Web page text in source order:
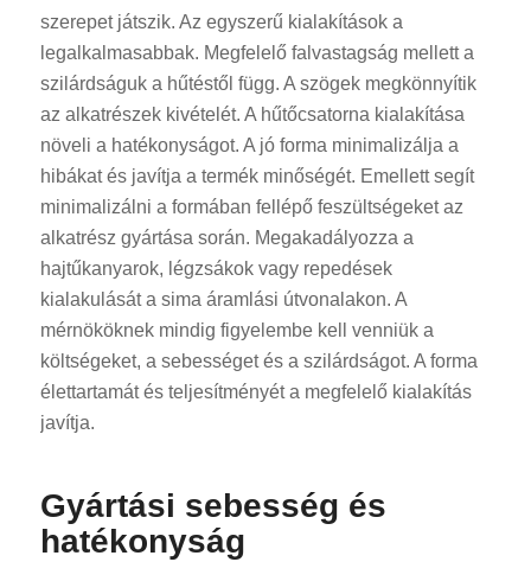
szerepet játszik. Az egyszerű kialakítások a
legalkalmasabbak. Megfelelő falvastagság mellett a
szilárdságuk a hűtéstől függ. A szögek megkönnyítik
az alkatrészek kivételét. A hűtőcsatorna kialakítása
növeli a hatékonyságot. A jó forma minimalizálja a
hibákat és javítja a termék minőségét. Emellett segít
minimalizálni a formában fellépő feszültségeket az
alkatrész gyártása során. Megakadályozza a
hajtűkanyarok, légzsákok vagy repedések
kialakulását a sima áramlási útvonalakon. A
mérnököknek mindig figyelembe kell venniük a
költségeket, a sebességet és a szilárdságot. A forma
élettartamát és teljesítményét a megfelelő kialakítás
javítja.
Gyártási sebesség és
hatékonyság